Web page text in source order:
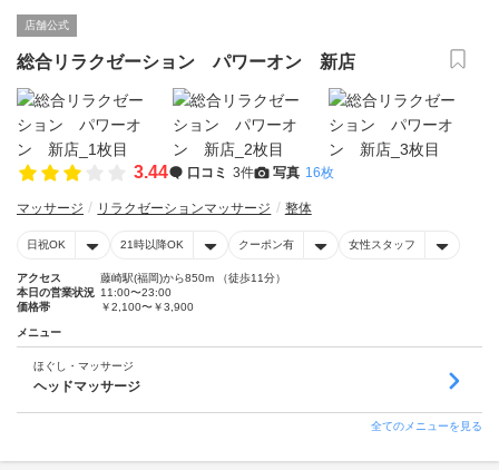
店舗公式
総合リラクゼーション パワーオン 新店
3.44 口コミ 3件 写真 16枚
マッサージ リラクゼーションマッサージ 整体
日祝OK 21時以降OK クーポン有 女性スタッフ
アクセス
藤崎駅(福岡)から850m （徒歩11分）
本日の営業状況 11:00〜23:00
価格帯
￥2,100〜￥3,900
メニュー
ほぐし・マッサージ
ヘッドマッサージ
全てのメニューを見る